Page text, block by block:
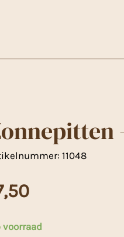
11048
voorraad